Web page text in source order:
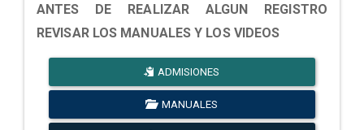
ANTES DE REALIZAR ALGUN REGISTRO
REVISAR LOS MANUALES Y LOS VIDEOS
ADMISIONES
MANUALES